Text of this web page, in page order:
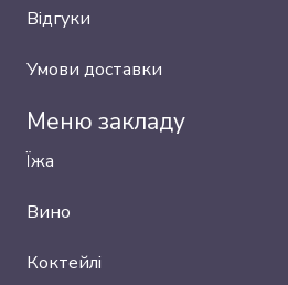
Відгуки
Умови доставки
Меню закладу
Їжа
Вино
Коктейлі